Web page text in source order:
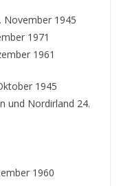
November 1945
1971
1961
1945
und Nordirland 24.
1960